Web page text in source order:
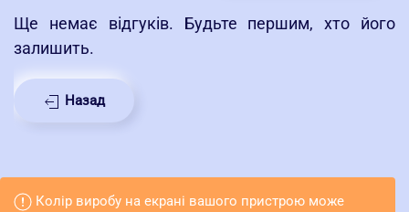
Ще немає відгуків. Будьте першим, хто його
залишить.
Назад
Колір виробу на екрані вашого пристрою може